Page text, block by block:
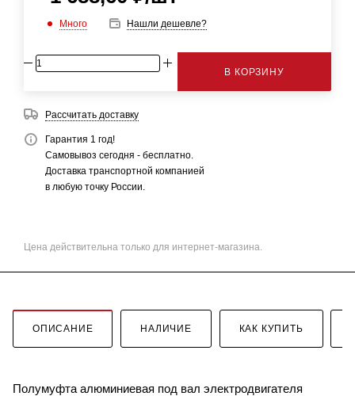
Много Нашли дешевле?
В КОРЗИНУ
Рассчитать доставку
Гарантия 1 год!
Самовывоз сегодня - бесплатно.
Доставка транспортной компанией
в любую точку России.
Цена действительна только для интернет-магазина.
ОПИСАНИЕ НАЛИЧИЕ КАК КУПИТЬ
Полумуфта алюминиевая под вал электродвигателя